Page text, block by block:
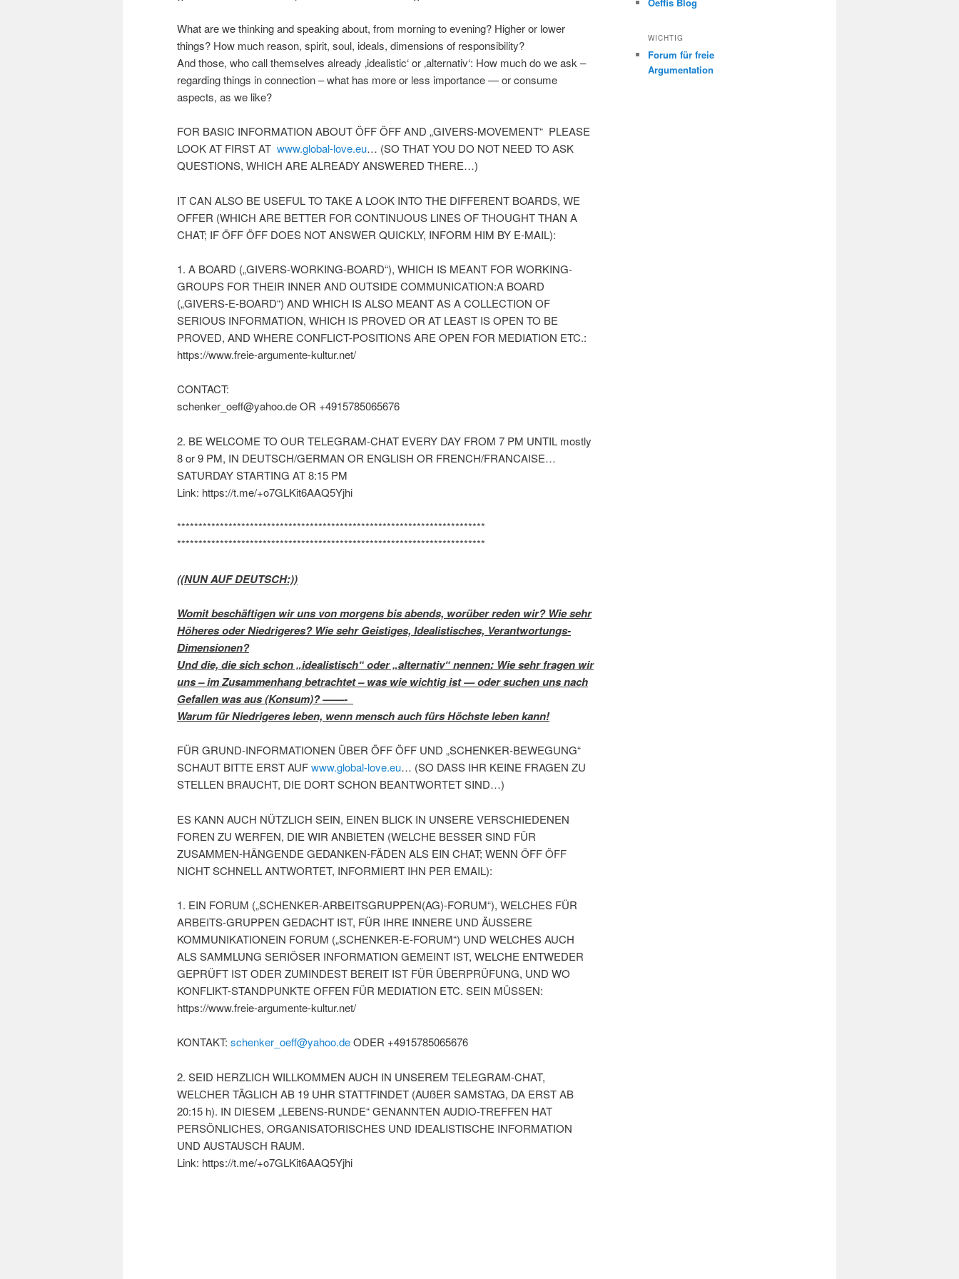
What are we thinking and speaking about, from morning to evening? Higher or lower
things? How much reason, spirit, soul, ideals, dimensions of responsibility?
And those, who call themselves already ‚idealistic‘ or ‚alternativ‘: How much do we ask –
regarding things in connection – what has more or less importance — or consume
aspects, as we like?
FOR BASIC INFORMATION ABOUT ÖFF ÖFF AND „GIVERS-MOVEMENT“ PLEASE
LOOK AT FIRST AT www.global-love.eu… (SO THAT YOU DO NOT NEED TO ASK
QUESTIONS, WHICH ARE ALREADY ANSWERED THERE…)
IT CAN ALSO BE USEFUL TO TAKE A LOOK INTO THE DIFFERENT BOARDS, WE
OFFER (WHICH ARE BETTER FOR CONTINUOUS LINES OF THOUGHT THAN A
CHAT; IF ÖFF ÖFF DOES NOT ANSWER QUICKLY, INFORM HIM BY E-MAIL):
1. A BOARD („GIVERS-WORKING-BOARD“), WHICH IS MEANT FOR WORKING-
GROUPS FOR THEIR INNER AND OUTSIDE COMMUNICATION:A BOARD
(„GIVERS-E-BOARD“) AND WHICH IS ALSO MEANT AS A COLLECTION OF
SERIOUS INFORMATION, WHICH IS PROVED OR AT LEAST IS OPEN TO BE
PROVED, AND WHERE CONFLICT-POSITIONS ARE OPEN FOR MEDIATION ETC.:
https://www.freie-argumente-kultur.net/
CONTACT:
schenker_oeff@yahoo.de OR +4915785065676
2. BE WELCOME TO OUR TELEGRAM-CHAT EVERY DAY FROM 7 PM UNTIL mostly
8 or 9 PM, IN DEUTSCH/GERMAN OR ENGLISH OR FRENCH/FRANCAISE…
SATURDAY STARTING AT 8:15 PM
Link: https://t.me/+o7GLKit6AAQ5Yjhi
************************************************************************
************************************************************************
((NUN AUF DEUTSCH:))
Womit beschäftigen wir uns von morgens bis abends, worüber reden wir? Wie sehr
Höheres oder Niedrigeres? Wie sehr Geistiges, Idealistisches, Verantwortungs-
Dimensionen?
Und die, die sich schon „idealistisch“ oder „alternativ“ nennen: Wie sehr fragen wir
uns – im Zusammenhang betrachtet – was wie wichtig ist — oder suchen uns nach
Gefallen was aus (Konsum)? ——-
Warum für Niedrigeres leben, wenn mensch auch fürs Höchste leben kann!
FÜR GRUND-INFORMATIONEN ÜBER ÖFF ÖFF UND „SCHENKER-BEWEGUNG“
SCHAUT BITTE ERST AUFwww.global-love.eu… (SO DASS IHR KEINE FRAGEN ZU
STELLEN BRAUCHT, DIE DORT SCHON BEANTWORTET SIND…)
ES KANN AUCH NÜTZLICH SEIN, EINEN BLICK IN UNSERE VERSCHIEDENEN
FOREN ZU WERFEN, DIE WIR ANBIETEN (WELCHE BESSER SIND FÜR
ZUSAMMEN-HÄNGENDE GEDANKEN-FÄDEN ALS EIN CHAT; WENN ÖFF ÖFF
NICHT SCHNELL ANTWORTET, INFORMIERT IHN PER EMAIL):
1. EIN FORUM („SCHENKER-ARBEITSGRUPPEN(AG)-FORUM“), WELCHES FÜR
ARBEITS-GRUPPEN GEDACHT IST, FÜR IHRE INNERE UND ÄUSSERE
KOMMUNIKATIONEIN FORUM („SCHENKER-E-FORUM“) UND WELCHES AUCH
ALS SAMMLUNG SERIÖSER INFORMATION GEMEINT IST, WELCHE ENTWEDER
GEPRÜFT IST ODER ZUMINDEST BEREIT IST FÜR ÜBERPRÜFUNG, UND WO
KONFLIKT-STANDPUNKTE OFFEN FÜR MEDIATION ETC. SEIN MÜSSEN:
https://www.freie-argumente-kultur.net/
KONTAKT: schenker_oeff@yahoo.deODER +4915785065676
2. SEID HERZLICH WILLKOMMEN AUCH IN UNSEREM TELEGRAM-CHAT,
WELCHER TÄGLICH AB 19 UHR STATTFINDET (AUßER SAMSTAG, DA ERST AB
20:15 h). IN DIESEM „LEBENS-RUNDE“ GENANNTEN AUDIO-TREFFEN HAT
PERSÖNLICHES, ORGANISATORISCHES UND IDEALISTISCHE INFORMATION
UND AUSTAUSCH RAUM.
Link: https://t.me/+o7GLKit6AAQ5Yjhi
WICHTIG
Forum für freie
Argumentation